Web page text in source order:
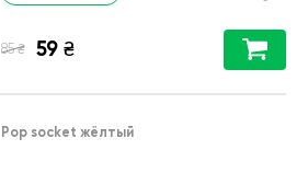
85 ₴ 59 ₴
Pop socket жёлтый